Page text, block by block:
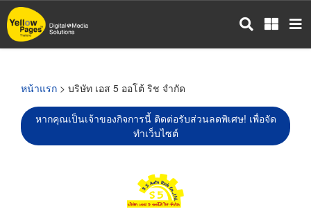
ข้าม
ไป
หน้าแรก > บริษัท เอส 5 ออโต้ ริช จำกัด
หากคุณเป็นเจ้าของกิจการนี้ ติดต่อรับส่วนลดพิเศษ! เพื่อจัด
ทำเว็บไซต์